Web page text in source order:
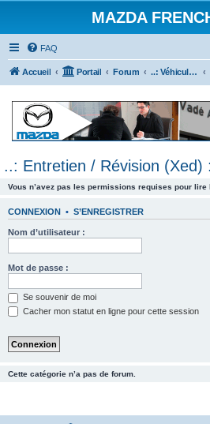
MAZDA
FAQ
Accueil Portail Forum ..: Véhicules Mazda ancien (<2003) :..
..: Entretien / Révision (Xed)
Vous n’avez pas les permissions requises pour lire
CONNEXION • S’ENREGISTRER
Nom d’utilisateur :
Mot de passe :
Se souvenir de moi
Cacher mon statut en ligne pour cette session
Cette catégorie n’a pas de forum.